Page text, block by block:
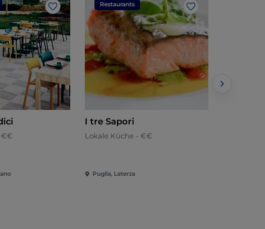
Like
€€
Restaurants
Like
I tre Sapori
Lokale Küche - €€
Puglia, Laterza